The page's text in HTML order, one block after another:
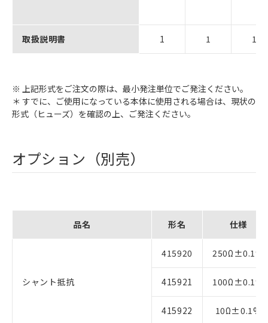
取扱説明書 1 1 1
※ 上記形式をご注文の際は、最小発注単位でご発注ください。
＊ すでに、ご使用になっている本体に使用される場合は、現状の
形式（ヒューズ）を確認の上、ご発注ください。
オプション（別売）
品名 形名 仕様
シャント抵抗
415920 250Ω±0.1%
415921 100Ω±0.1%
415922 10Ω±0.1%